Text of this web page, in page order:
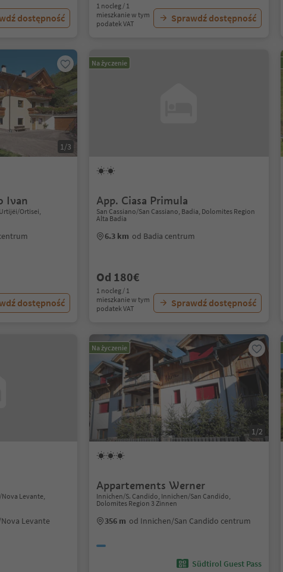
dostępność
1 nocleg / 1
mieszkanie w tym
podatek VAT
Sprawdź dostępność
1/3
Ivan
Ortisei,
dostępność
Na życzenie
App. Ciasa Primula
San Cassiano/San Cassiano, Badia, Dolomites Region
Alta Badia
6.3 km od Badia centrum
Od 180€
1 nocleg / 1
mieszkanie w tym
podatek VAT
Sprawdź dostępność
Nova Levante,
Levante
Na życzenie
1/2
Appartements Werner
Innichen/S. Candido, Innichen/San Candido,
Dolomites Region 3 Zinnen
356 m od Innichen/San Candido centrum
Südtirol Guest Pass